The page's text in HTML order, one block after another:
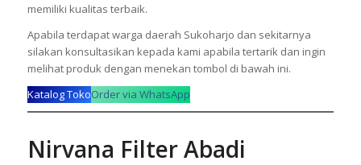
memiliki kualitas terbaik.
Apabila terdapat warga daerah Sukoharjo dan sekitarnya
silakan konsultasikan kepada kami apabila tertarik dan ingin
melihat produk dengan menekan tombol di bawah ini.
Katalog TokoOrder via WhatsApp
Nirvana Filter Abadi